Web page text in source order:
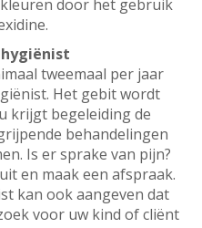
door het gebruik
tweemaal per jaar
Het gebit wordt
krijgt begeleiding de
behandelingen
Is er sprake van pijn?
en maak een afspraak.
kan ook aangeven dat
voor uw kind of cliënt